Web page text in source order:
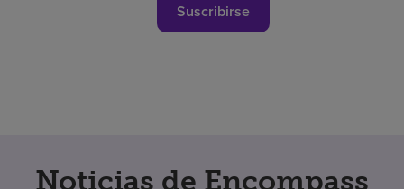
Suscribirse
Noticias de Encompass